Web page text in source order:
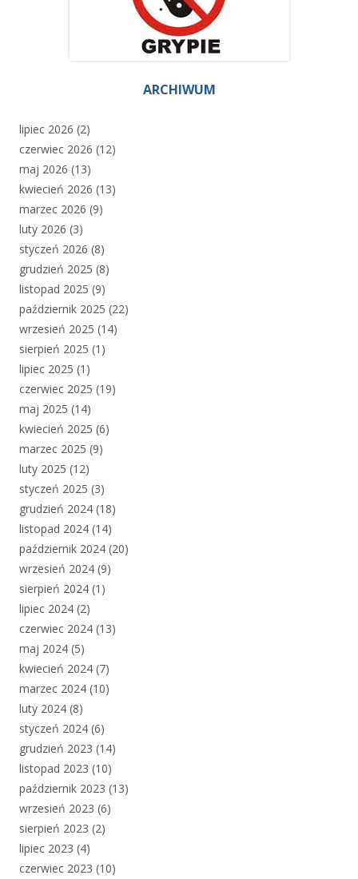
ARCHIWUM
lipiec 2026 (2)
czerwiec 2026 (12)
maj 2026 (13)
kwiecień 2026 (13)
marzec 2026 (9)
luty 2026 (3)
styczeń 2026 (8)
grudzień 2025 (8)
listopad 2025 (9)
październik 2025 (22)
wrzesień 2025 (14)
sierpień 2025 (1)
lipiec 2025 (1)
czerwiec 2025 (19)
maj 2025 (14)
kwiecień 2025 (6)
marzec 2025 (9)
luty 2025 (12)
styczeń 2025 (3)
grudzień 2024 (18)
listopad 2024 (14)
październik 2024 (20)
wrzesień 2024 (9)
sierpień 2024 (1)
lipiec 2024 (2)
czerwiec 2024 (13)
maj 2024 (5)
kwiecień 2024 (7)
marzec 2024 (10)
luty 2024 (8)
styczeń 2024 (6)
grudzień 2023 (14)
listopad 2023 (10)
październik 2023 (13)
wrzesień 2023 (6)
sierpień 2023 (2)
lipiec 2023 (4)
czerwiec 2023 (10)